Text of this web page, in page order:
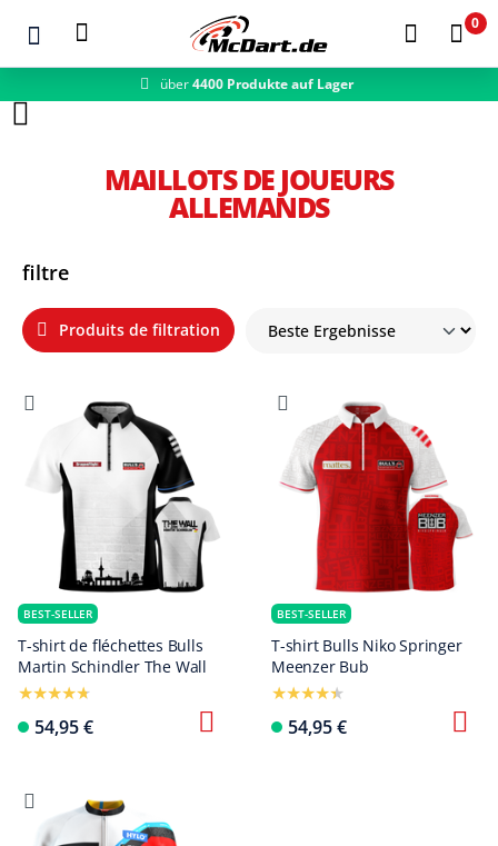
Zum Hauptinhalt springen
0
über4400 Produkte auf Lager
MAILLOTS DE JOUEURS
ALLEMANDS
filtre
Produits de filtration
BEST-SELLER
T-shirt de fléchettes Bulls
Martin Schindler The Wall
54,95 €
BEST-SELLER
T-shirt Bulls Niko Springer
Meenzer Bub
54,95 €